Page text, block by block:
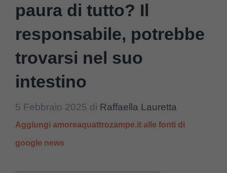
paura di tutto? Il
responsabile, potrebbe
trovarsi nel suo
intestino
5 Febbraio 2025 di Raffaella Lauretta
Aggiungi amoreaquattrozampe.it alle fonti di
google news